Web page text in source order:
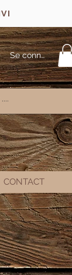
Se connecter
CONTACT